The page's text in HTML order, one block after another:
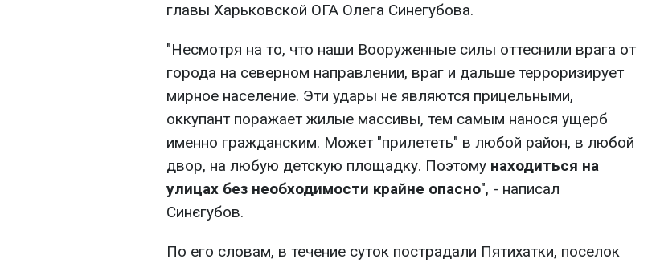
главы Харьковской ОГА Олега Синегубова.
"Несмотря на то, что наши Вооруженные силы оттеснили врага от
города на северном направлении, враг и дальше терроризирует
мирное население. Эти удары не являются прицельными,
оккупант поражает жилые массивы, тем самым нанося ущерб
именно гражданским. Может "прилететь" в любой район, в любой
двор, на любую детскую площадку. Поэтому находиться на
улицах без необходимости крайне опасно", - написал
Синєгубов.
По его словам, в течение суток пострадали Пятихатки, поселок